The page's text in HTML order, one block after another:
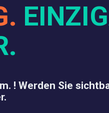
! Werden Sie